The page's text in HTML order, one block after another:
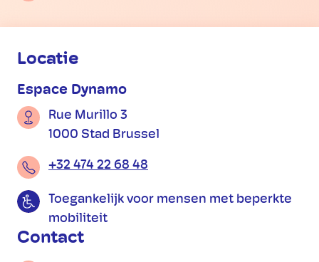
Praktische informatie
Locatie
Espace Dynamo
Rue Murillo 3
1000 Stad Brussel
+32 474 22 68 48
Toegankelijk voor mensen met beperkte
mobiliteit
Contact